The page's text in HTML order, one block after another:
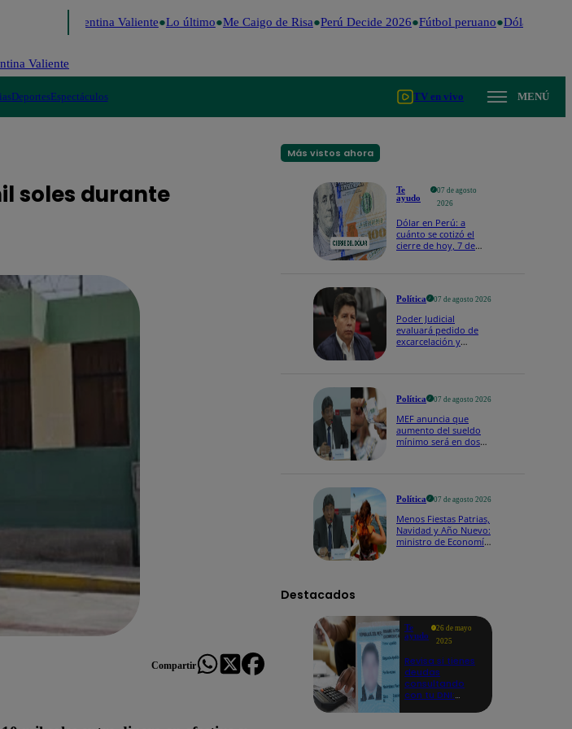
Valentina Valiente Lo último Me Caigo de Risa Perú Decide 2026 Fútbol peruano Dólar
Valiente
DeportesEspectáculos TV en vivo MENÚ
soles durante
Compartir
Más vistos ahora
Te
ayudo
07 de agosto
2026
Dólar en Perú: a
cuánto se cotizó el
cierre de hoy, 7 de
Política 07 de agosto 2026
Poder Judicial
evaluará pedido de
excarcelación y
Política 07 de agosto 2026
MEF anuncia que
aumento del sueldo
mínimo será en dos
Política 07 de agosto 2026
Menos Fiestas Patrias,
Navidad y Año Nuevo:
ministro de Economía
Destacados
Te
ayudo
26 de mayo
2025
Revisa si tienes
deudas
consultando
con tu DNI: